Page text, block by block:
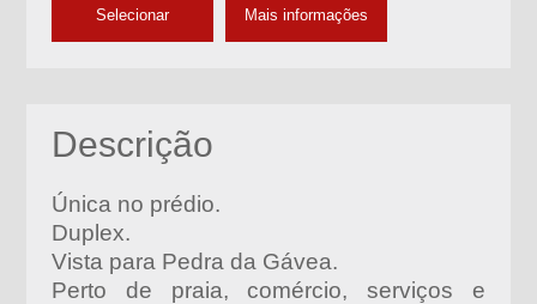
Descrição
Única no prédio.
Duplex.
Vista para Pedra da Gávea.
Perto de praia, comércio, serviços e
Selecionar Mais informações